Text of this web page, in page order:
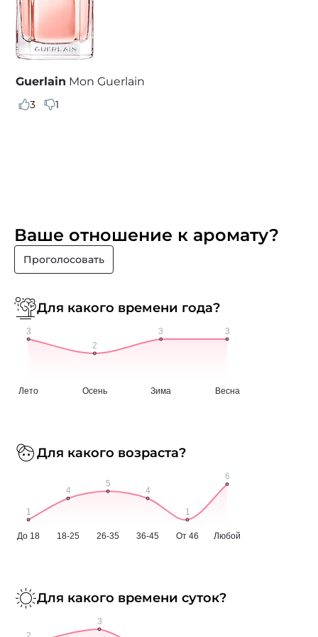
Guerlain Mon Guerlain
3 1
Ваше отношение к аромату?
Проголосовать
Для какого времени года?
Для какого возраста?
Для какого времени суток?